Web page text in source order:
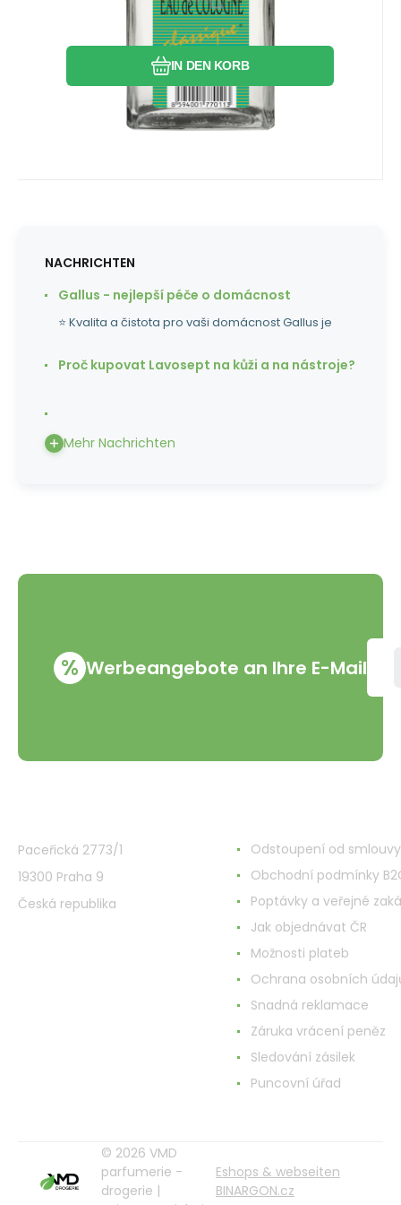
IN DEN KORB
Favorit
Vergleichen Sie
NACHRICHTEN
Gallus - nejlepší péče o domácnost
⭐ Kvalita a čistota pro vaši domácnost Gallus je
Proč kupovat Lavosept na kůži a na nástroje?
Mehr Nachrichten
% Werbeangebote an Ihre E-Mail
Paceřická 2773/1
19300 Praha 9
Česká republika
Odstoupení od smlouvy
Obchodní podmínky
Poptávky a veřejné
Jak objednávat ČR
Možnosti plateb
Ochrana osobních
Snadná reklamace
Záruka vrácení peněz
Sledování zásilek
Puncovní úřad
© 2026 VMD
parfumerie -
drogerie |
Eshops & webseiten
BINARGON.cz